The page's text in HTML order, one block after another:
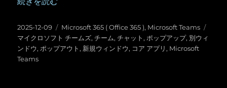
投
稿
日:
2025-12-09
カ
テ
ゴ
Microsoft 365 ( Office 365 ), Microsoft Teams
マイクロソフト チームズ,チーム,チャット , ポップアップ, 別ウィ
ンドウ, ポップアウト , 新規ウィンドウ, コア アプリ , Microsoft
Teams